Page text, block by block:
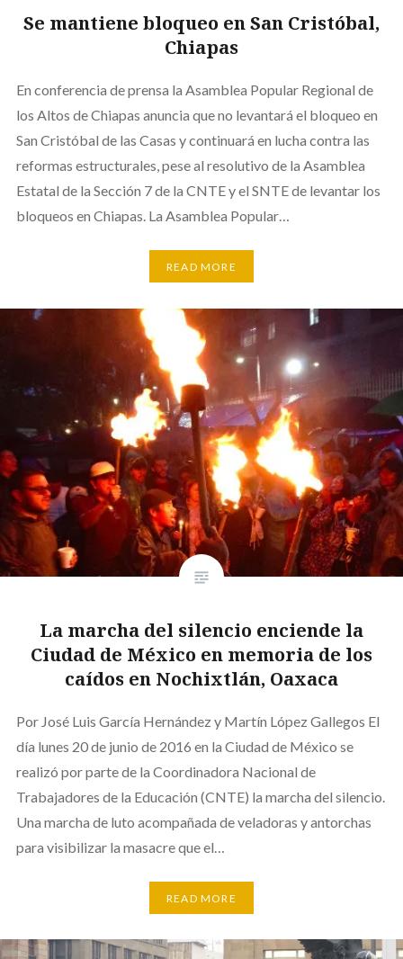
Se mantiene bloqueo en San Cristóbal,
Chiapas
En conferencia de prensa la Asamblea Popular Regional de
los Altos de Chiapas anuncia que no levantará el bloqueo en
San Cristóbal de las Casas y continuará en lucha contra las
reformas estructurales, pese al resolutivo de la Asamblea
Estatal de la Sección 7 de la CNTE y el SNTE de levantar los
bloqueos en Chiapas. La Asamblea Popular…
READ MORE
La marcha del silencio enciende la
Ciudad de México en memoria de los
caídos en Nochixtlán, Oaxaca
Por José Luis García Hernández y Martín López Gallegos El
día lunes 20 de junio de 2016 en la Ciudad de México se
realizó por parte de la Coordinadora Nacional de
Trabajadores de la Educación (CNTE) la marcha del silencio.
Una marcha de luto acompañada de veladoras y antorchas
para visibilizar la masacre que el…
READ MORE